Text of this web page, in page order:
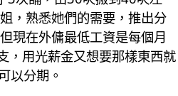
，熟悉她們的需要，推出分
現在外傭最低工資是每個月
，用光薪金又想要那樣東西就
以分期。